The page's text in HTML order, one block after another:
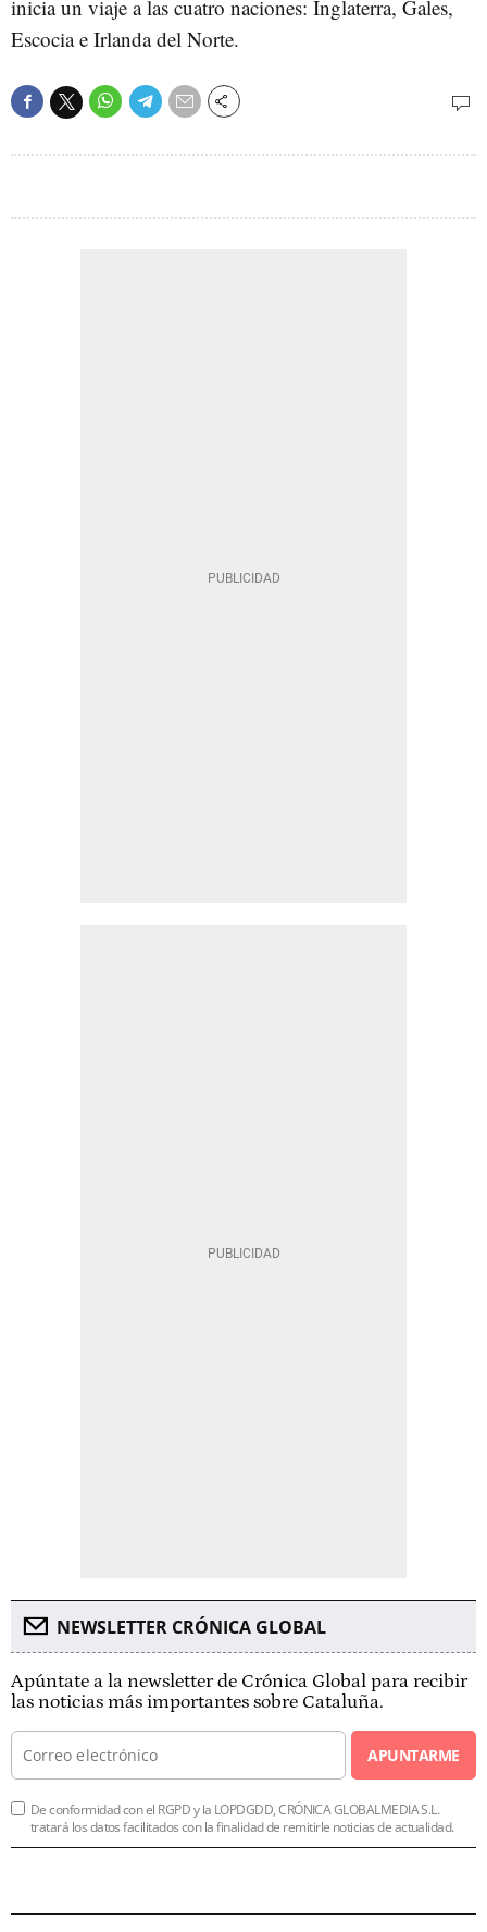
inicia un viaje a las cuatro naciones: Inglaterra, Gales,
Escocia e Irlanda del Norte.
NEWSLETTER CRÓNICA GLOBAL
Apúntate a la newsletter de Crónica Global para recibir
las noticias más importantes sobre Cataluña.
APUNTARME
De conformidad con el RGPD y la LOPDGDD, CRÓNICA GLOBALMEDIA S.L.
tratará los datos facilitados con la finalidad de remitirle noticias de actualidad.